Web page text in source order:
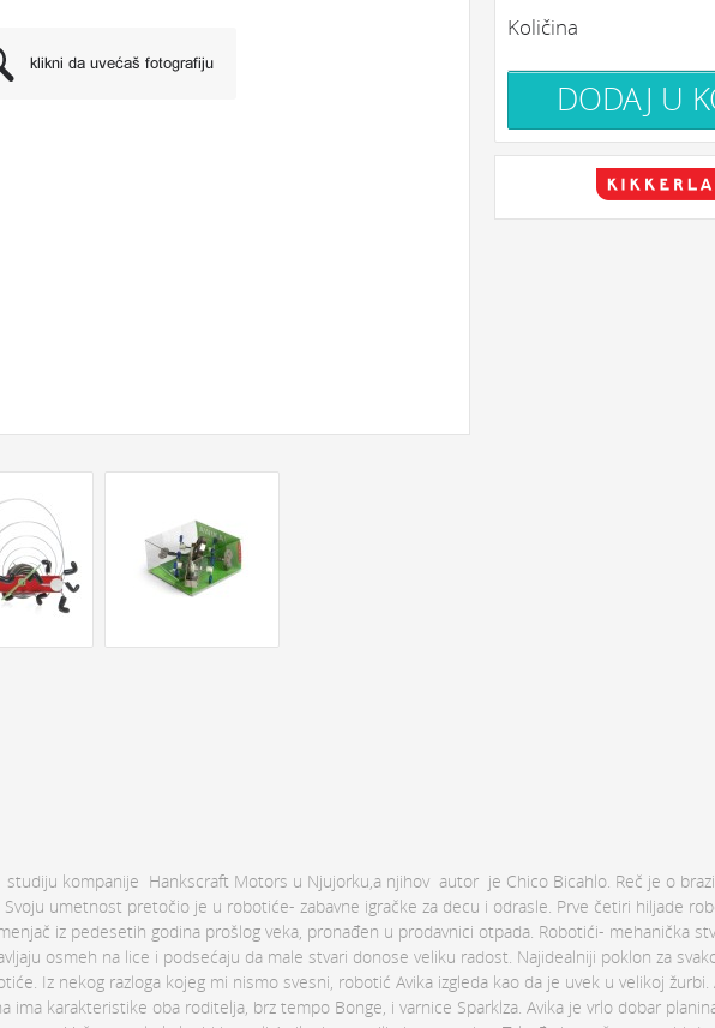
Količina
kompanije Hankscraft Motors u Njujorku,a njihov autor je Chico Bicahlo. Reč je o
umetnost pretočio je u robotiće- zabavne igračke za decu i odrasle. Prve četiri hiljade
iz pedesetih godina prošlog veka, pronađen u prodavnici otpada. Robotići- mehanička
osmeh na lice i podsećaju da male stvari donose veliku radost. Najidealniji poklon za
Iz nekog razloga kojeg mi nismo svesni, robotić Avika izgleda kao da je uvek u velikoj žurbi.
ima karakteristike oba roditelja, brz tempo Bonge, i varnice Sparklza. Avika je vrlo dobar